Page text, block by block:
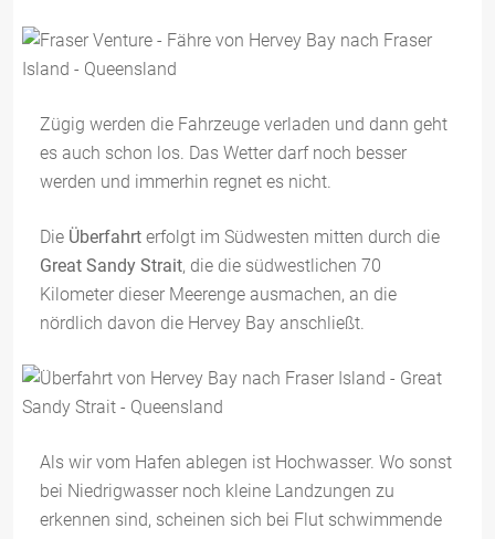
Zügig werden die Fahrzeuge verladen und dann geht
es auch schon los. Das Wetter darf noch besser
werden und immerhin regnet es nicht.
Die Überfahrt erfolgt im Südwesten mitten durch die
Great Sandy Strait, die die südwestlichen 70
Kilometer dieser Meerenge ausmachen, an die
nördlich davon die Hervey Bay anschließt.
Als wir vom Hafen ablegen ist Hochwasser. Wo sonst
bei Niedrigwasser noch kleine Landzungen zu
erkennen sind, scheinen sich bei Flut schwimmende